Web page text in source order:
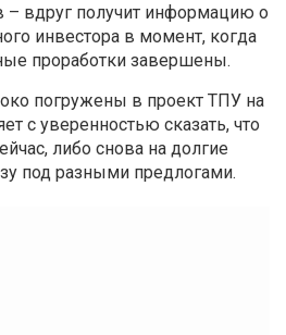
– вдруг получит информацию о
инвестора в момент, когда
проработки завершены.
погружены в проект ТПУ на
с уверенностью сказать, что
либо снова на долгие
под разными предлогами.